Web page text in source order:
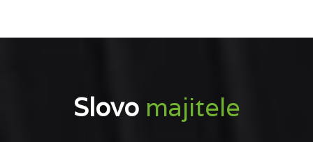
Slovo majitele